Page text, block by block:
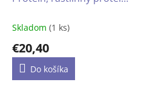
Skladom (1 ks)
€20,40
Do košíka